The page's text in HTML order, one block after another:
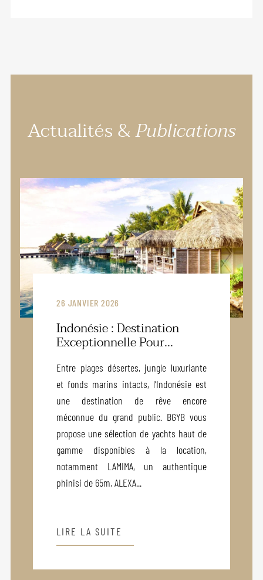
Actualités &Publications
26 JANVIER 2026
Indonésie : Destination
Exceptionnelle Pour...
Entre plages désertes, jungle luxuriante
et fonds marins intacts, l’Indonésie est
une destination de rêve encore
méconnue du grand public. BGYB vous
propose une sélection de yachts haut de
gamme disponibles à la location,
notamment LAMIMA, un authentique
phinisi de 65m, ALEXA...
LIRE LA SUITE